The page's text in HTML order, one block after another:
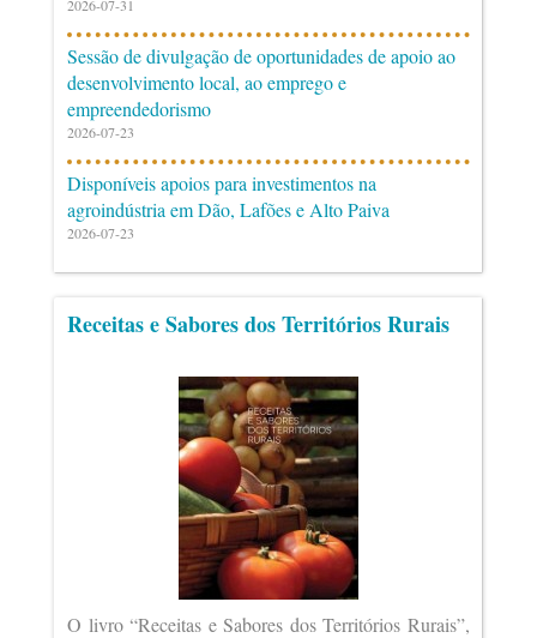
2026-07-31
Sessão de divulgação de oportunidades de apoio ao
desenvolvimento local, ao emprego e
empreendedorismo
2026-07-23
Disponíveis apoios para investimentos na
agroindústria em Dão, Lafões e Alto Paiva
2026-07-23
Receitas e Sabores dos Territórios Rurais
O livro “Receitas e Sabores dos Territórios Rurais”,